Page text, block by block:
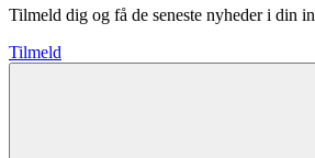
Tilmeld dig og få de seneste nyheder i din
Tilmeld